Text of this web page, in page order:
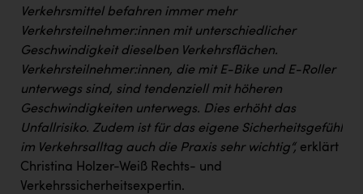
Verkehrsmittel befahren immer mehr
Verkehrsteilnehmer:innen mit unterschiedlicher
Geschwindigkeit dieselben Verkehrsflächen.
Verkehrsteilnehmer:innen, die mit E-Bike und E-Roller
unterwegs sind, sind tendenziell mit höheren
Geschwindigkeiten unterwegs. Dies erhöht das
Unfallrisiko. Zudem ist für das eigene Sicherheitsgefühl
im Verkehrsalltag auch die Praxis sehr wichtig“, erklärt
Christina Holzer-Weiß Rechts- und
Verkehrssicherheitsexpertin.